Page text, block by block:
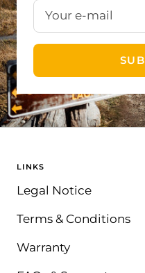
Your e-mail
LINKS
Legal Notice
Terms & Conditions
Warranty